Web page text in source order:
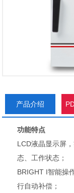
产品介绍
功能特点
LCD液晶显示屏
态、工作状态；
BRIGHT I智能操
行自动补偿；